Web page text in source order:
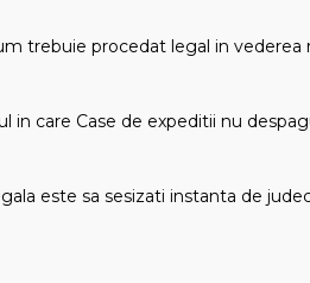
trebuie procedat legal in vederea
in care Case de expeditii nu
este sa sesizati instanta de